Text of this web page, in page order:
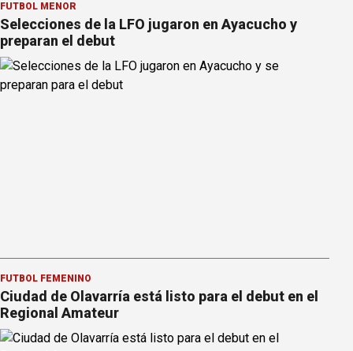
FÚTBOL MENOR
Selecciones de la LFO jugaron en Ayacucho y
preparan el debut
FÚTBOL FEMENINO
Ciudad de Olavarría está listo para el debut en el
Regional Amateur